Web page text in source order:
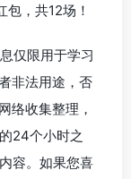
，共12场！
仅限用于学习
非法用途，否
络收集整理，
24个小时之
容。如果您喜